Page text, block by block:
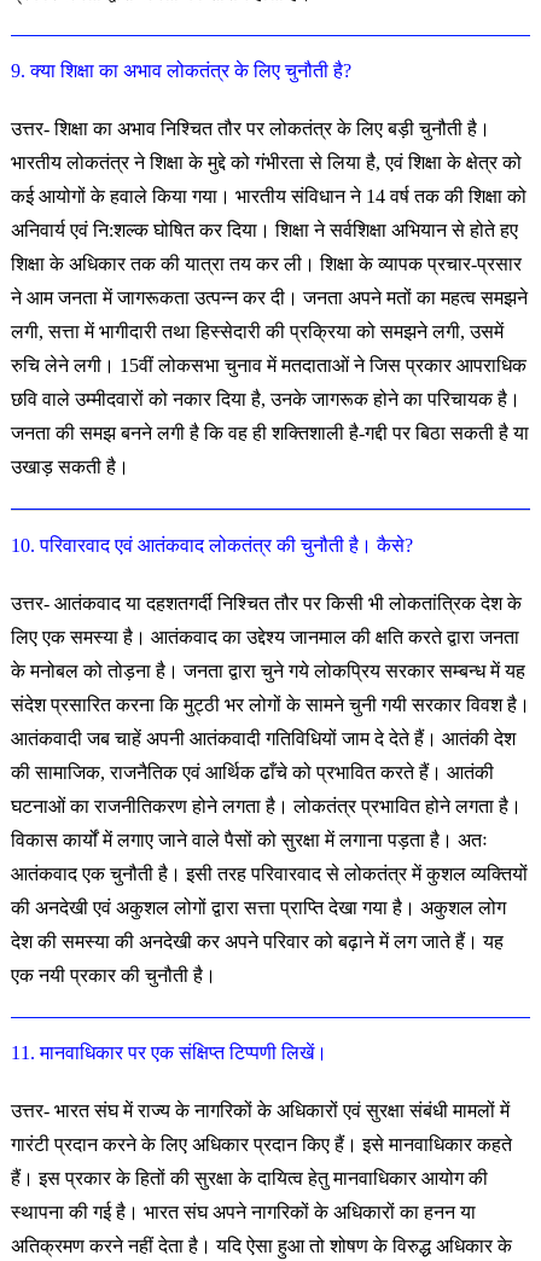
9. क्या शिक्षा का अभाव लोकतंत्र के लिए चुनौती है?
उत्तर- शिक्षा का अभाव निश्चित तौर पर लोकतंत्र के लिए बड़ी चुनौती है।
भारतीय लोकतंत्र ने शिक्षा के मुद्दे को गंभीरता से लिया है, एवं शिक्षा के क्षेत्र को
कई आयोगों के हवाले किया गया। भारतीय संविधान ने 14 वर्ष तक की शिक्षा को
अनिवार्य एवं नि:शल्क घोषित कर दिया। शिक्षा ने सर्वशिक्षा अभियान से होते हए
शिक्षा के अधिकार तक की यात्रा तय कर ली। शिक्षा के व्यापक प्रचार-प्रसार
ने आम जनता में जागरूकता उत्पन्न कर दी। जनता अपने मतों का महत्व समझने
लगी, सत्ता में भागीदारी तथा हिस्सेदारी की प्रक्रिया को समझने लगी, उसमें
रुचि लेने लगी। 15वीं लोकसभा चुनाव में मतदाताओं ने जिस प्रकार आपराधिक
छवि वाले उम्मीदवारों को नकार दिया है, उनके जागरूक होने का परिचायक है।
जनता की समझ बनने लगी है कि वह ही शक्तिशाली है-गद्दी पर बिठा सकती है या
उखाड़ सकती है।
10. परिवारवाद एवं आतंकवाद लोकतंत्र की चुनौती है। कैसे?
उत्तर- आतंकवाद या दहशतगर्दी निश्चित तौर पर किसी भी लोकतांत्रिक देश के
लिए एक समस्या है। आतंकवाद का उद्देश्य जानमाल की क्षति करते द्वारा जनता
के मनोबल को तोड़ना है। जनता द्वारा चुने गये लोकप्रिय सरकारसम्बन्ध में यह
संदेश प्रसारित करना कि मुट्ठी भर लोगों के सामने चुनी गयी सरकार विवश है।
आतंकवादी जब चाहें अपनी आतंकवादी गतिविधियोंजाम दे देते हैं। आतंकी देश
की सामाजिक, राजनैतिक एवं आर्थिकढाँचे को प्रभावित करते हैं। आतंकी
घटनाओं का राजनीतिकरण होने लगता है। लोकतंत्र प्रभावित होने लगता है।
विकास कार्यों में लगाए जाने वाले पैसों को सुरक्षा में लगाना पड़ता है। अतः
आतंकवाद एक चुनौती है। इसी तरह परिवारवाद से लोकतंत्र में कुशल व्यक्तियों
की अनदेखी एवं अकुशल लोगों द्वारा सत्ता प्राप्ति देखा गया है। अकुशल लोग
देश की समस्या की अनदेखी कर अपने परिवार को बढ़ाने में लग जाते हैं। यह
एक नयी प्रकार की चुनौती है।
11. मानवाधिकार पर एक संक्षिप्त टिप्पणी लिखें।
उत्तर- भारत संघ में राज्य के नागरिकों के अधिकारों एवं सुरक्षा संबंधी मामलों में
गारंटी प्रदान करने के लिए अधिकार प्रदान किए हैं। इसे मानवाधिकार कहते
हैं। इस प्रकार के हितों की सुरक्षा के दायित्व हेतु मानवाधिकार आयोग की
स्थापना की गई है। भारत संघ अपने नागरिकों के अधिकारों का हनन या
अतिक्रमण करने नहीं देता है। यदि ऐसा हुआ तो शोषण के विरुद्ध अधिकार के